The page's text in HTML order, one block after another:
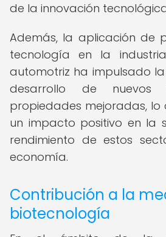
de la innovación
Además, la aplicación de
tecnología en la
automotriz ha impulsado
desarrollo de nuevos
propiedades mejoradas,
un impacto positivo en la
rendimiento de estos
economía.
Contribución a la
biotecnología